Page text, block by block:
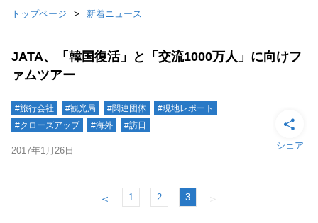
トップページ 新着ニュース
JATA、「韓国復活」と「交流1000万人」に向けフ
ァムツアー
#旅行会社 #観光局 #関連団体
#現地レポート
#クローズアップ
#海外 #訪日
2017年1月26日 シェア
＜ 1 2 3 ＞